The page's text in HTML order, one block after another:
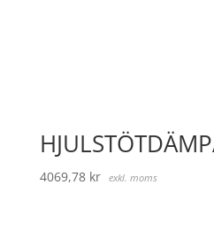
4069,78 kr exkl. moms